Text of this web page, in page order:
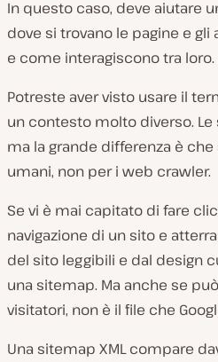
In questo caso, deve aiutare
dove si trovano le pagine e
e come interagiscono tra loro.
Potreste aver visto usare il
un contesto molto diverso. Le
ma la grande differenza è
umani, non per i web crawler.
Se vi è mai capitato di fare
navigazione di un sito e
del sito leggibili e dal design
una sitemap. Ma anche se
visitatori, non è il file che
Una sitemap XML compare